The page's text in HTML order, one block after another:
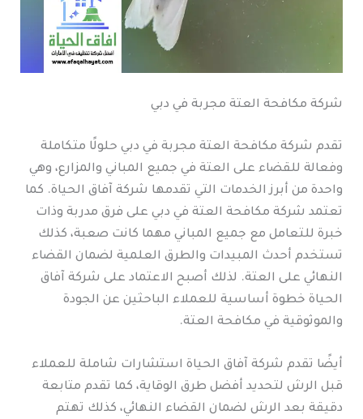
شركة مكافحة العتة مجربة في دبي
تقدم شركة مكافحة العتة مجربة في دبي حلولًا متكاملة
وفعالة للقضاء على العتة في جميع المباني والمزارع، وهي
واحدة من أبرز الخدمات التي تقدمها شركة آفاق الحياة. كما
تعتمد شركة مكافحة العتة في دبي على فرق مدربة وذات
خبرة للتعامل مع جميع المباني مهما كانت صعبة، كذلك
تستخدم أحدث المبيدات والطرق العلمية لضمان القضاء
النهائي على العتة. لذلك أصبح الاعتماد على شركة آفاق
الحياة خطوة أساسية للعملاء الباحثين عن الجودة
والموثوقية في مكافحة العتة.
أيضًا تقدم شركة آفاق الحياة استشارات شاملة للعملاء
قبل الرش لتحديد أفضل طرق الوقاية، كما تقدم متابعة
دقيقة بعد الرش لضمان القضاء النهائي، كذلك تهتم